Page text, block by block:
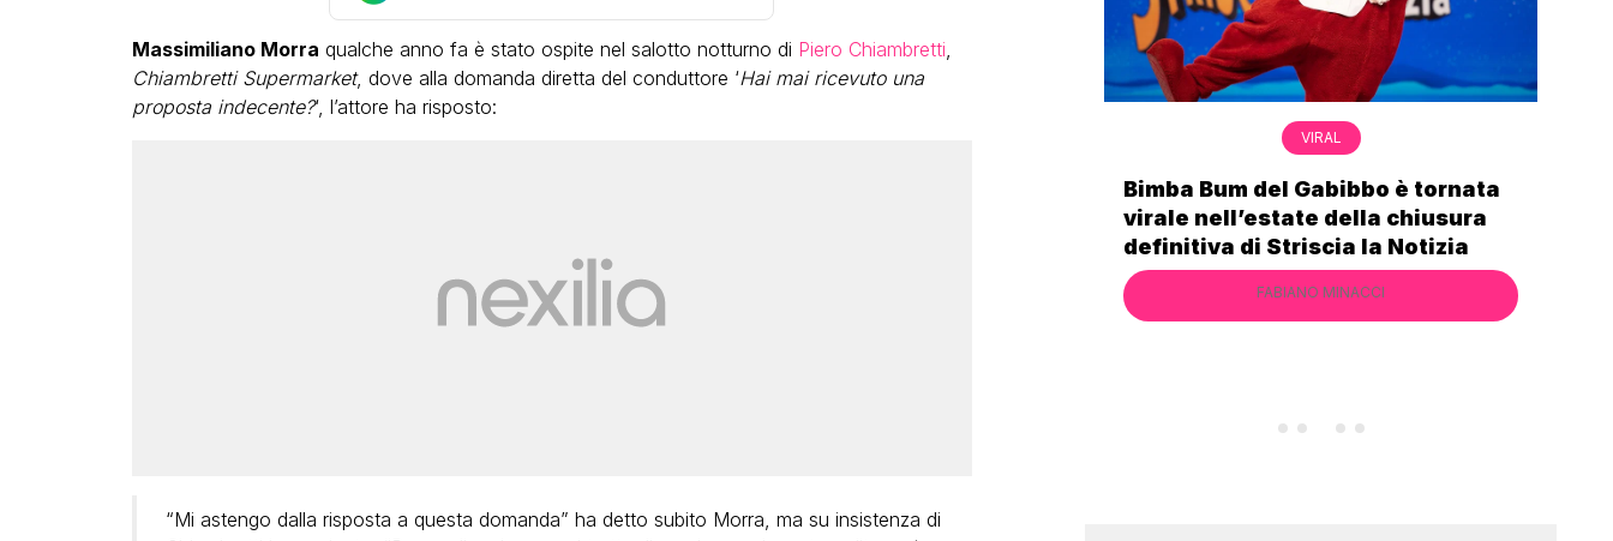
Massimiliano Morra qualche anno fa è stato ospite nel salotto notturno di Piero Chiambretti
Chiambretti Supermarket, dove alla domanda diretta del conduttore ‘Hai mai ricevuto una
proposta indecente?‘, l’attore ha risposto:
“Mi astengo dalla risposta a questa domanda” ha detto subito Morra, ma su insistenza di
FABIANO MINACCI
VIRAL
Bimba Bum del Gabibbo è tornata
virale nell’estate della chiusura
definitiva di Striscia la Notizia
FABIANO MINACCI